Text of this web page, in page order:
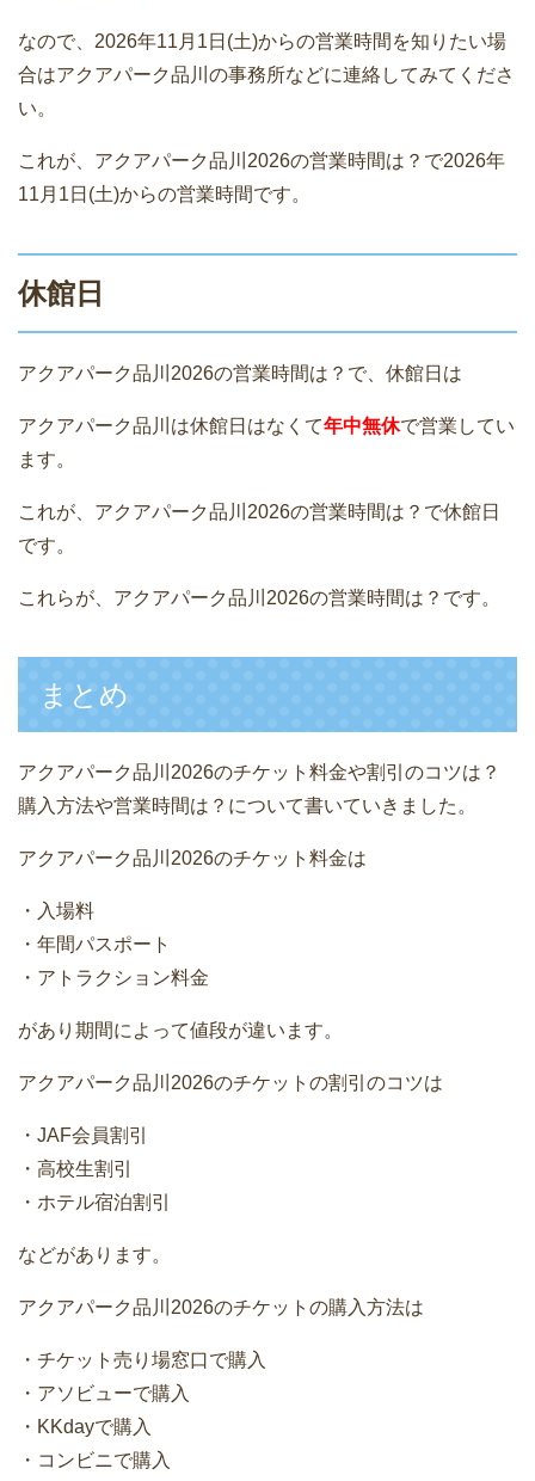
なので、2026年11月1日(土)からの営業時間を知りたい場
合はアクアパーク品川の事務所などに連絡してみてくださ
い。
これが、アクアパーク品川2026の営業時間は？で2026年
11月1日(土)からの営業時間です。
休館日
アクアパーク品川2026の営業時間は？で、休館日は
アクアパーク品川は休館日はなくて年中無休で営業してい
ます。
これが、アクアパーク品川2026の営業時間は？で休館日
です。
これらが、アクアパーク品川2026の営業時間は？です。
まとめ
アクアパーク品川2026のチケット料金や割引のコツは？
購入方法や営業時間は？について書いていきました。
アクアパーク品川2026のチケット料金は
・入場料
・年間パスポート
・アトラクション料金
があり期間によって値段が違います。
アクアパーク品川2026のチケットの割引のコツは
・JAF会員割引
・高校生割引
・ホテル宿泊割引
などがあります。
アクアパーク品川2026のチケットの購入方法は
・チケット売り場窓口で購入
・アソビューで購入
・KKdayで購入
・コンビニで購入